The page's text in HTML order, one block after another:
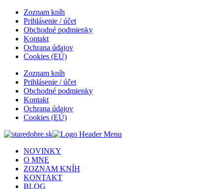
Zoznam kníh
Prihlásenie / účet
Obchodné podmienky
Kontakt
Ochrana údajov
Cookies (EÚ)
Zoznam kníh
Prihlásenie / účet
Obchodné podmienky
Kontakt
Ochrana údajov
Cookies (EÚ)
NOVINKY
O MNE
ZOZNAM KNÍH
KONTAKT
BLOG